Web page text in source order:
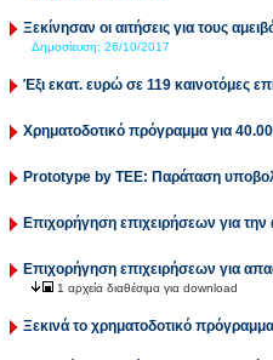
Ξεκίνησαν οι αιτήσεις για τους
Δημοσίευση: 26/10/2017
Έξι εκατ. ευρώ σε 119 καινοτόμες
Χρηματοδοτικό πρόγραμμα για
Prototype by ΤΕΕ: Παράταση
Επιχορήγηση επιχειρήσεων για
Επιχορήγηση επιχειρήσεων για
1 αρχεία διαθέσιμα για download
Ξεκινά το χρηματοδοτικό